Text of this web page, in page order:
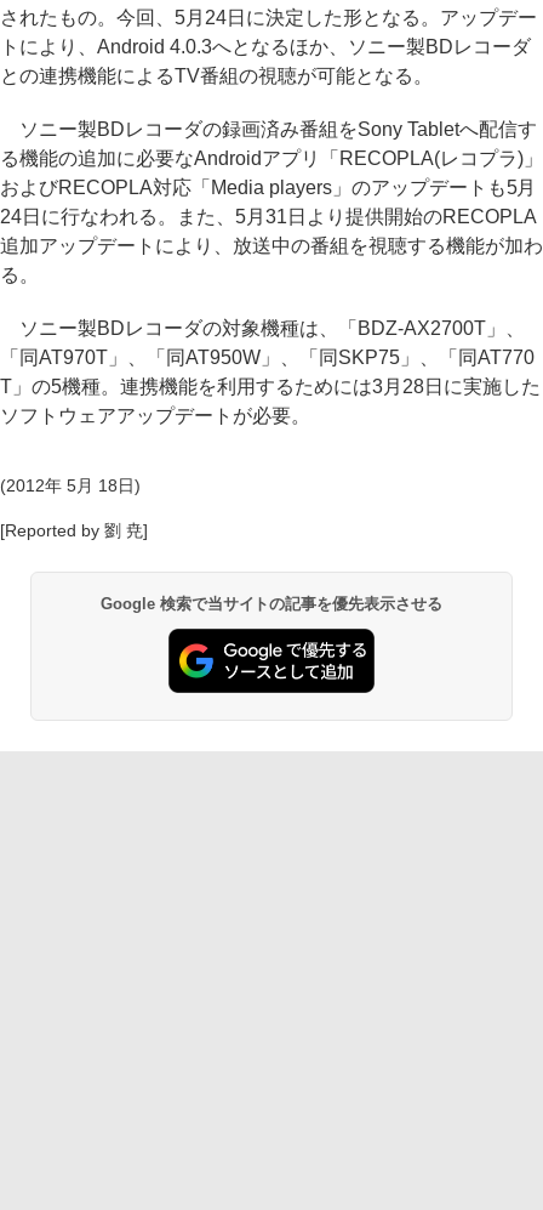
されたもの。今回、5月24日に決定した形となる。アップデー
トにより、Android 4.0.3へとなるほか、ソニー製BDレコーダ
との連携機能によるTV番組の視聴が可能となる。
ソニー製BDレコーダの録画済み番組をSony Tabletへ配信す
る機能の追加に必要なAndroidアプリ「RECOPLA(レコプラ)」
およびRECOPLA対応「Media players」のアップデートも5月
24日に行なわれる。また、5月31日より提供開始のRECOPLA
追加アップデートにより、放送中の番組を視聴する機能が加わ
る。
ソニー製BDレコーダの対象機種は、「BDZ-AX2700T」、
「同AT970T」、「同AT950W」、「同SKP75」、「同AT770
T」の5機種。連携機能を利用するためには3月28日に実施した
ソフトウェアアップデートが必要。
(2012年 5月 18日)
[Reported by 劉 尭]
Google 検索で当サイトの記事を優先表示させる